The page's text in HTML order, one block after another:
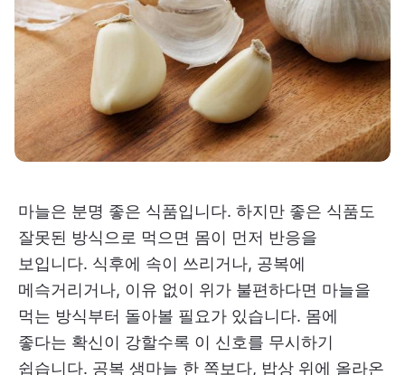
마늘은 분명 좋은 식품입니다. 하지만 좋은 식품도
잘못된 방식으로 먹으면 몸이 먼저 반응을
보입니다. 식후에 속이 쓰리거나, 공복에
메슥거리거나, 이유 없이 위가 불편하다면 마늘을
먹는 방식부터 돌아볼 필요가 있습니다. 몸에
좋다는 확신이 강할수록 이 신호를 무시하기
쉽습니다. 공복 생마늘 한 쪽보다, 밥상 위에 올라온